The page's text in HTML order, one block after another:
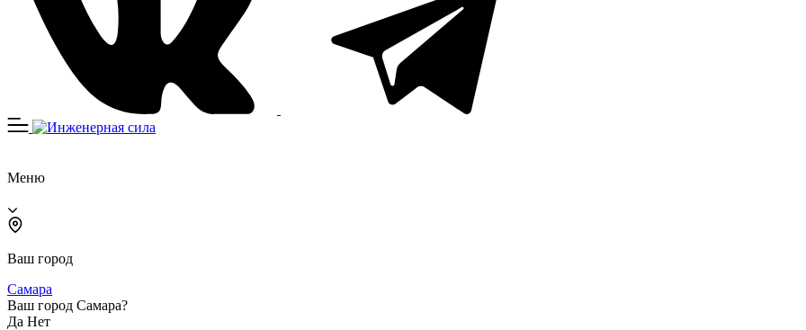
Меню
Ваш город
Самара
Ваш город Самара?
Да Нет